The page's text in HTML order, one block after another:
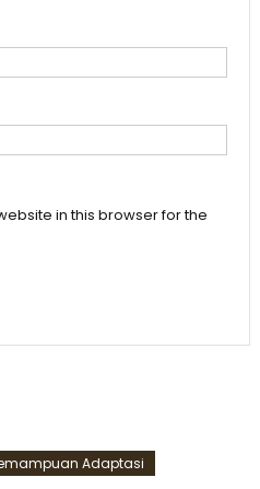
in this browser for the
Adaptasi